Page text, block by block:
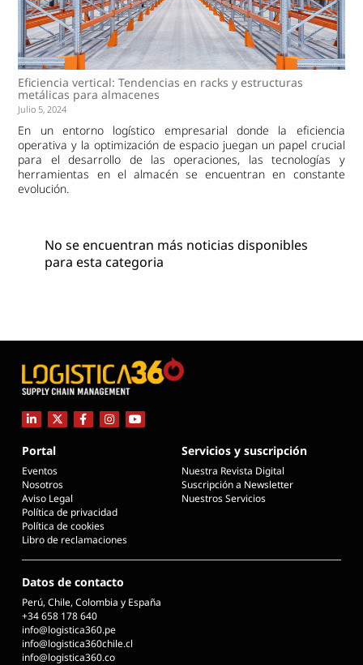
Eficiencia vertical: Tendencias en racks y estructuras
metálicas para almacenes
Julio 5, 2024
En un entorno logístico empresarial donde la eficiencia
operativa y la optimización de espacio juegan un papel crucial
para el desarrollo de las operaciones, las tecnologías y
herramientas en el almacén se encuentran en constante
evolución.
No se encuentran más noticias disponibles
para esta categoria
Portal
Eventos
Nosotros
Aviso Legal
Política de privacidad
Política de cookies
Libro de reclamaciones
Servicios y suscripción
Nuestra Revista Digital
Suscripción a Newsletter
Nuestros Servicios
Datos de contacto
Perú, Chile, Colombia y España
+34 658 178 640
info@logistica360.pe
info@logistica360chile.cl
info@logistica360.co